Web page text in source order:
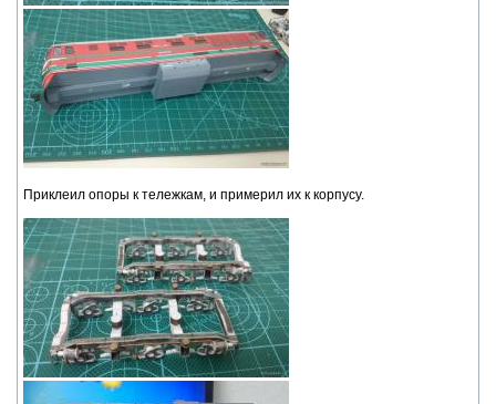
Приклеил опоры к тележкам, и примерил их к корпусу.